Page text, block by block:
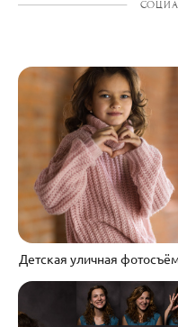
Детская уличная